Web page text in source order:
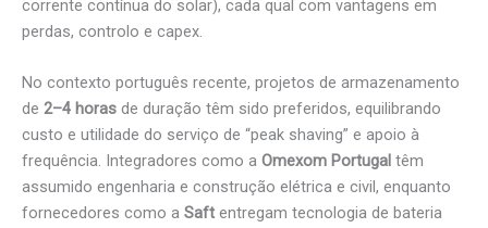
corrente contínua do solar), cada qual com vantagens em
perdas, controlo e capex.
No contexto português recente, projetos de armazenamento
de 2–4 horas de duração têm sido preferidos, equilibrando
custo e utilidade do serviço de “peak shaving” e apoio à
frequência. Integradores como a Omexom Portugal têm
assumido engenharia e construção elétrica e civil, enquanto
fornecedores como a Saft entregam tecnologia de bateria